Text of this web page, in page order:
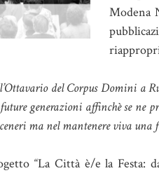
Modena
del Corpus Domini a
generazioni affinchè se ne
ma nel mantenere viva una
“La Città è/e la Festa: